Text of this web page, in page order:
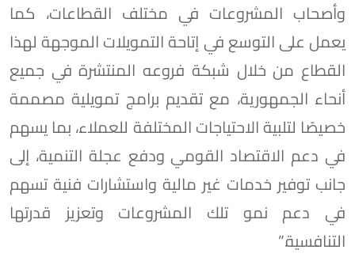
وأصحاب المشروعات في مختلف القطاعات، كما
يعمل على التوسع في إتاحة التمويلات الموجهة لهذا
القطاع من خلال شبكة فروعه المنتشرة في جميع
أنحاء الجمهورية، مع تقديم برامج تمويلية مصممة
خصيصًا لتلبية الاحتياجات المختلفة للعملاء، بما يسهم
في دعم الاقتصاد القومي ودفع عجلة التنمية، إلى
جانب توفير خدمات غير مالية واستشارات فنية تسهم
في دعم نمو تلك المشروعات وتعزيز قدرتها
التنافسية.”